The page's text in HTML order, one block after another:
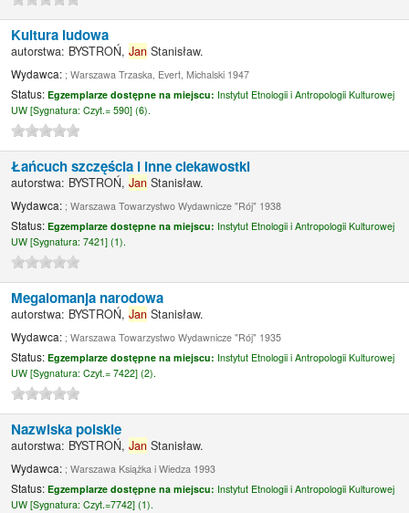
Kultura ludowa
autorstwa: BYSTROŃ,Jan Stanisław.
Wydawca: ; Warszawa Trzaska, Evert, Michalski 1947
Status:Egzemplarze dostępne na miejscu: Instytut Etnologii i Antropologii Kulturowej
UW [Sygnatura:Czyt.= 590] (6).
Łańcuch szczęścia i inne ciekawostki
autorstwa: BYSTROŃ,Jan Stanisław.
Wydawca: ; Warszawa Towarzystwo Wydawnicze "Rój" 1938
Status:Egzemplarze dostępne na miejscu: Instytut Etnologii i Antropologii Kulturowej
UW [Sygnatura:7421] (1).
Megalomanja narodowa
autorstwa: BYSTROŃ,Jan Stanisław.
Wydawca: ; Warszawa Towarzystwo Wydawnicze "Rój" 1935
Status:Egzemplarze dostępne na miejscu: Instytut Etnologii i Antropologii Kulturowej
UW [Sygnatura:Czyt.= 7422] (2).
Nazwiska polskie
autorstwa: BYSTROŃ,Jan Stanisław.
Wydawca: ; Warszawa Książka i Wiedza 1993
Status:Egzemplarze dostępne na miejscu: Instytut Etnologii i Antropologii Kulturowej
UW [Sygnatura:Czyt.=7742] (1).